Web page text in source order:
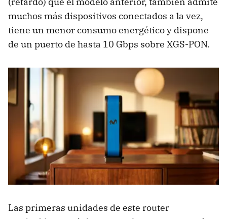
muchos más dispositivos conectados a la vez,
tiene un menor consumo energético y dispone
de un puerto de hasta 10 Gbps sobre XGS-PON.
Las primeras unidades de este router